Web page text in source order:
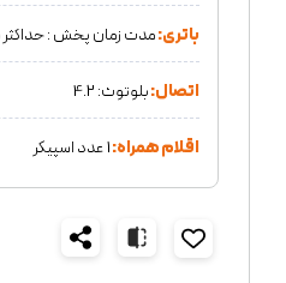
باتری:مدت زمان پخش : حداکثر 15 ساعت
اتصال:بلوتوث: 4.2
اقلام همراه:1 عدد اسپیکر